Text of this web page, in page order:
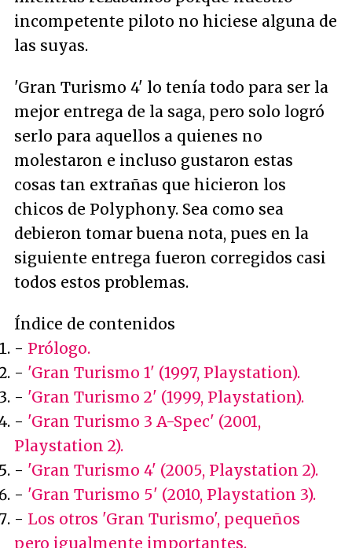
incompetente piloto no hiciese alguna de
las suyas.
'Gran Turismo 4' lo tenía todo para ser la
mejor entrega de la saga, pero solo logró
serlo para aquellos a quienes no
molestaron e incluso gustaron estas
cosas tan extrañas que hicieron los
chicos de Polyphony. Sea como sea
debieron tomar buena nota, pues en la
siguiente entrega fueron corregidos casi
todos estos problemas.
Índice de contenidos
- Prólogo.
- 'Gran Turismo 1' (1997, Playstation).
- 'Gran Turismo 2' (1999, Playstation).
- 'Gran Turismo 3 A-Spec' (2001,
Playstation 2).
- 'Gran Turismo 4' (2005, Playstation 2).
- 'Gran Turismo 5' (2010, Playstation 3).
- Los otros 'Gran Turismo', pequeños
pero igualmente importantes.